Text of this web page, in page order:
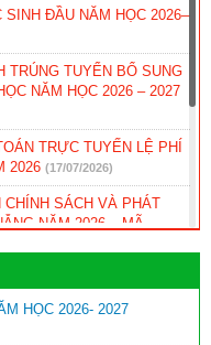
SINH ĐẦU NĂM HỌC 2026–
TRÚNG TUYỂN BỔ SUNG
NĂM HỌC 2026 – 2027
TRỰC TUYẾN LỆ PHÍ
2026 (17/07/2026)
SÁCH VÀ PHÁT
NĂM 2026 – MÃ
LỚP 10 NĂM HỌC 2026
nghiệp viên chức năm
HỌC 2026- 2027